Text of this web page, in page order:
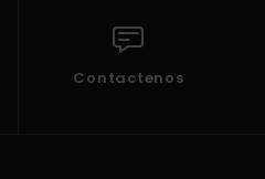
Contactenos